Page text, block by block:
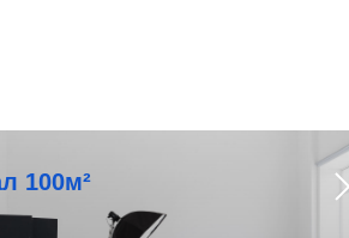
100м²